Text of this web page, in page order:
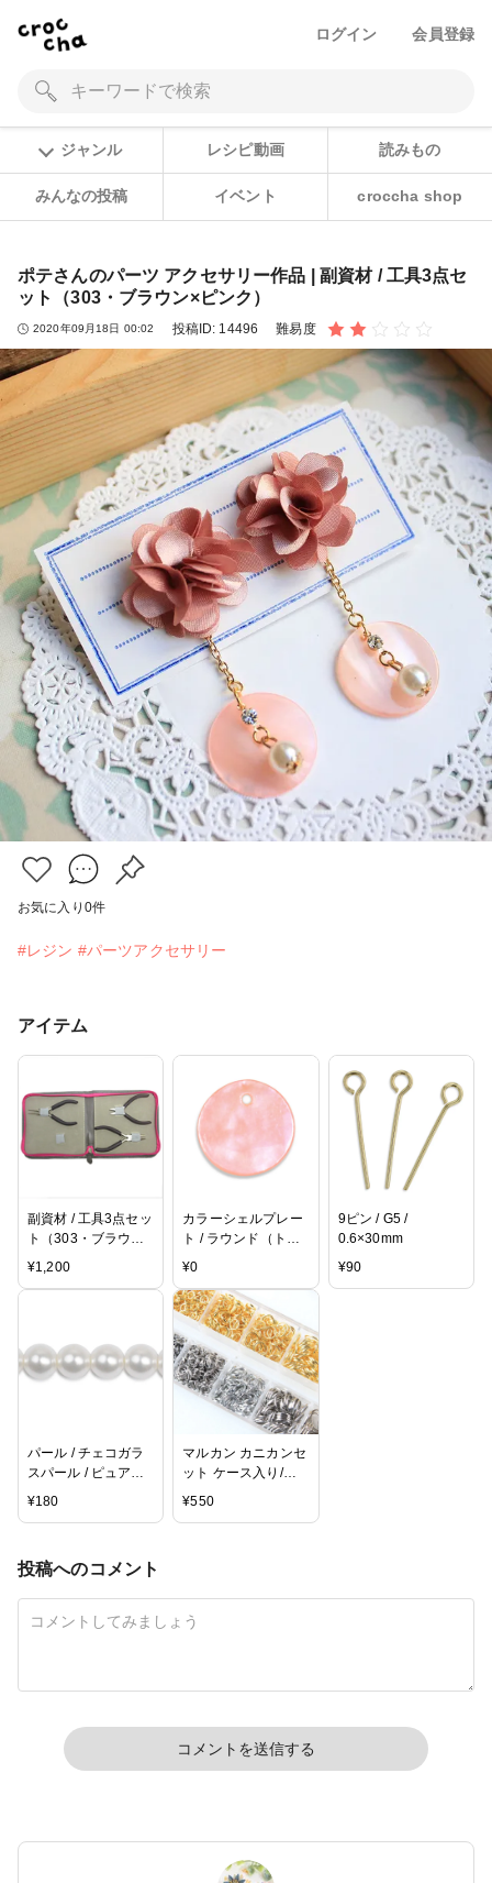
ログイン 会員登録
ジャンル レシピ動画 読みもの
みんなの投稿 イベント croccha shop
ポテさんのパーツ アクセサリー作品 | 副資材 / 工具3点セ
ット（303・ブラウン×ピンク）
2020年09月18日 00:02 投稿ID: 14496 難易度
お気に入り 0件
#レジン #パーツアクセサリー
アイテム
副資材 / 工具3点セッ
ト（303・ブラウン×
ピンク）
¥1,200
カラーシェルプレー
ト / ラウンド（トッ
プホール） / PKB /
¥0
9ピン / G5 /
0.6×30mm
¥90
パール / チェコガラ
スパール / ピュアホ
ワイト/ 6mm
¥180
マルカン カニカンセ
ット ケース入り/丸
カン
¥550
投稿へのコメント
コメントを送信する